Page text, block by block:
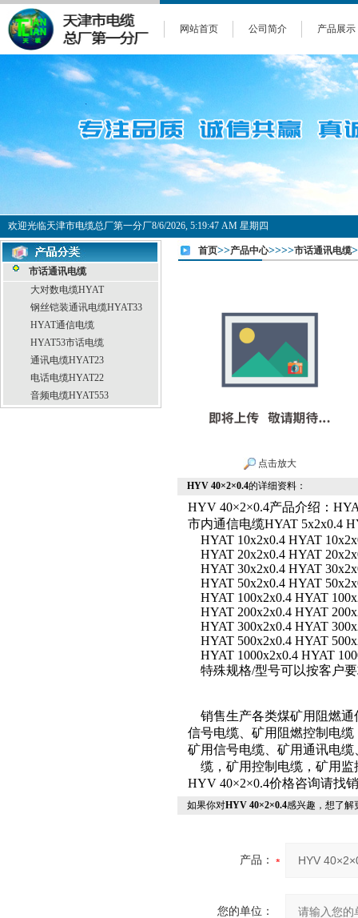
网站首页 公司简介 产品展示
欢迎光临天津市电缆总厂第一分厂8/6/2026, 5:19:48 AM 星期四
市话通讯电缆
大对数电缆HYAT
钢丝铠装通讯电缆HYAT33
HYAT通信电缆
HYAT53市话电缆
通讯电缆HYAT23
电话电缆HYAT22
音频电缆HYAT553
首页>>产品中心>>>>市话通讯电缆
点击放大
HYV 40×2×0.4的详细资料：
HYV 40×2×0.4产品介绍：
市内通信电缆HYAT 5x2x0.4
HYAT 10x2x0.4 HYAT
HYAT 20x2x0.4 HYAT
HYAT 30x2x0.4 HYAT
HYAT 50x2x0.4 HYAT
HYAT 100x2x0.4 HYAT
HYAT 200x2x0.4 HYAT
HYAT 300x2x0.4 HYAT
HYAT 500x2x0.4 HYAT
HYAT 1000x2x0.4 HYAT
特殊规格/型号可以按客户
销售生产各类煤矿用阻燃
信号电缆、矿用阻燃控制电
矿用信号电缆、矿用通讯电缆
缆，矿用控制电缆，矿用
HYV 40×2×0.4价格咨询请找
如果你对HYV 40×2×0.4感兴趣，想了解
产品：
您的单位：